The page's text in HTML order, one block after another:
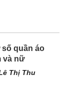
quần áo
và nữ
Thị Thu